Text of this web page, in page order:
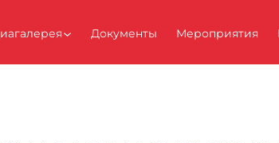
Документы Мероприятия